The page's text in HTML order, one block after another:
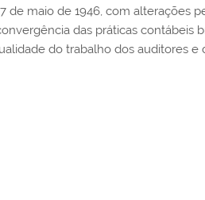
de maio de 1946, com alterações
das práticas contábeis
do trabalho dos auditores e